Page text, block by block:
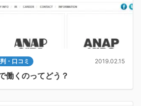
・口コミ 2019.02.15
働くのってどう？